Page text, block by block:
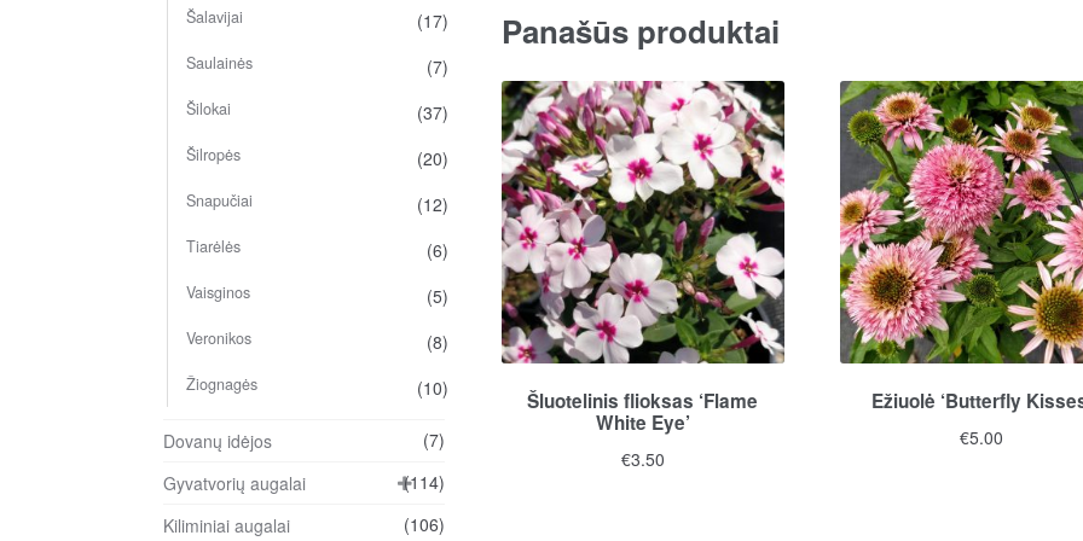
€3.70
has
multiple
variants.
The
options
may
be
chosen
on
the
product
page
Panašūs produktai
Šluotelinis flioksas ‘Flame
White Eye’
€3.50
Ežiuolė ‘Butterfly
€5.00
Šalavijai (17)
Saulainės (7)
Šilokai (37)
Šilropės (20)
Snapučiai (12)
Tiarėlės (6)
Vaisginos (5)
Veronikos (8)
Žiognagės (10)
Dovanų idėjos
(7)
Gyvatvorių augalai
(114)
Kiliminiai augalai
(106)